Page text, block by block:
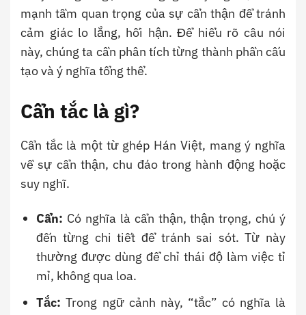
mạnh tầm quan trọng của sự cẩn thận để tránh
cảm giác lo lắng, hối hận. Để hiểu rõ câu nói
này, chúng ta cần phân tích từng thành phần cấu
tạo và ý nghĩa tổng thể.
Cẩn tắc là gì?
Cẩn tắc là một từ ghép Hán Việt, mang ý nghĩa
về sự cẩn thận, chu đáo trong hành động hoặc
suy nghĩ.
Cẩn: Có nghĩa là cẩn thận, thận trọng, chú ý
đến từng chi tiết để tránh sai sót. Từ này
thường được dùng để chỉ thái độ làm việc tỉ
mỉ, không qua loa.
Tắc: Trong ngữ cảnh này, “tắc” có nghĩa là